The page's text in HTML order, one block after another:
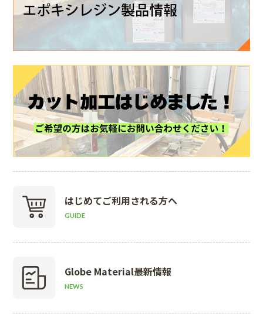
はじめてご利用される方へ
GUIDE
Globe Material最新情報
NEWS